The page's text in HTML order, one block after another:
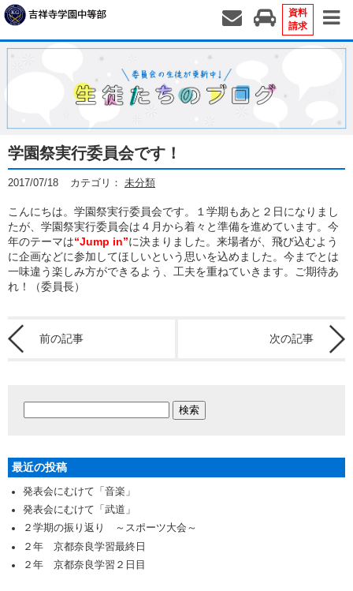
資料
請求
学園祭実行委員会です！
2017/07/18 カテゴリ： 未分類
こんにちは。学園祭実行委員会です。１学期もあと２日になりまし
たが、学園祭実行委員会は４月から着々と準備を進めています。今
年のテーマは“Jump in”に決まりました。来場者が、飛び込むよう
に企画などに参加してほしいという思いを込めました。今までとは
一味違う楽しみ方ができるよう、工夫を重ねていきます。ご期待あ
れ！（委員長）
前の記事 次の記事
最近の投稿
発表会にむけて「音楽」
発表会にむけて「武道」
２学期の振り返り ～スポーツ大会～
２年 京都奈良学習最終日
２年 京都奈良学習２日目